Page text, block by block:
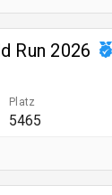
Run 2026
Platz
5465